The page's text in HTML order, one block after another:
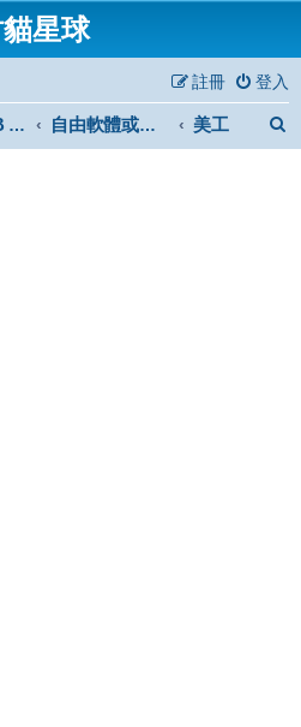
星球
登入
註冊
Non-phpBB specific 自由軟體或免費軟體 美工